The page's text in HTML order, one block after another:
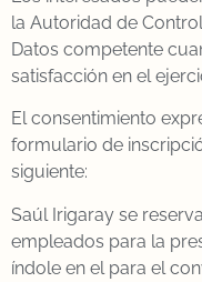
la Autoridad de
Datos competente
satisfacción en el
El consentimiento
formulario de
siguiente:
Saúl Irigaray se
empleados para la
índole en el para el